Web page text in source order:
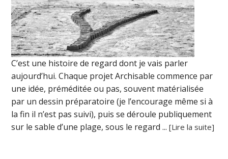
C’est une histoire de regard dont je vais parler
aujourd’hui. Chaque projet Archisable commence par
une idée, préméditée ou pas, souvent matérialisée
par un dessin préparatoire (je l’encourage même si à
la fin il n’est pas suivi), puis se déroule publiquement
sur le sable d’une plage, sous le regard ...[Lire la suite]